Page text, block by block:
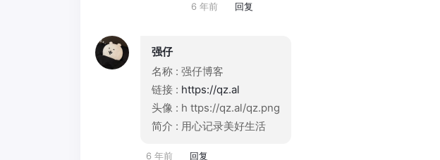
6 年前 回复
强仔
名称 : 强仔博客
链接 : https://qz.al
头像 : h ttps://qz.al/qz.png
简介 : 用心记录美好生活
6 年前 回复